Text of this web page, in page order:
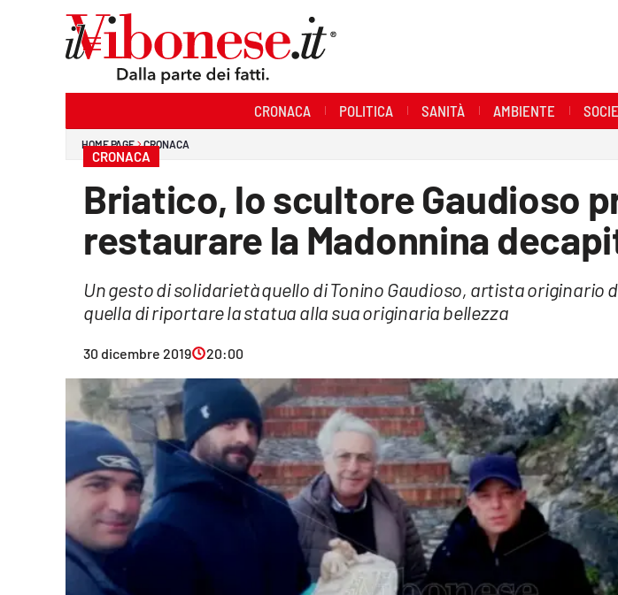
CRONACA POLITICA SANITÀ AMBIENTE
HOME PAGE CRONACA
CRONACA
Briatico, lo scultore Gaudioso
restaurare la Madonnina
Un gesto di solidarietà quello di Tonino Gaudioso, artista originario
quella di riportare la statua alla sua originaria bellezza
30 dicembre 2019 20:00